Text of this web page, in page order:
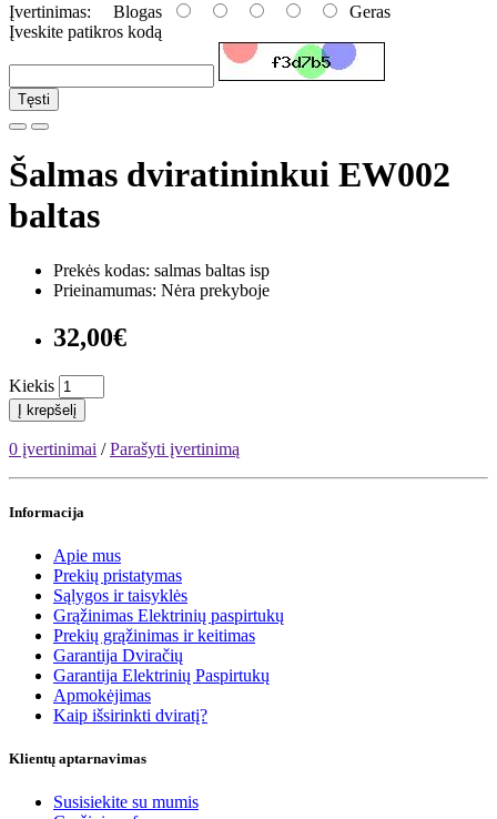
Įvertinimas: Blogas
Geras
Įveskite patikros kodą
Tęsti
Šalmas dviratininkui EW002
baltas
Prekės kodas: salmas baltas isp
Prieinamumas: Nėra prekyboje
32,00€
Kiekis
Į krepšelį
0 įvertinimai /Parašyti įvertinimą
Informacija
Apie mus
Prekių pristatymas
Sąlygos ir taisyklės
Grąžinimas Elektrinių paspirtukų
Prekių grąžinimas ir keitimas
Garantija Dviračių
Garantija Elektrinių Paspirtukų
Apmokėjimas
Kaip išsirinkti dviratį?
Klientų aptarnavimas
Susisiekite su mumis